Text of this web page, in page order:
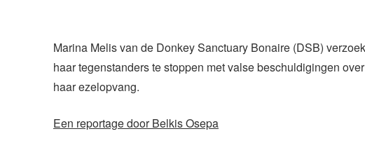
Marina Melis van de Donkey Sanctuary Bonaire (DSB)
haar tegenstanders te stoppen met valse beschuldigingen over
haar ezelopvang.
Een reportage door Belkis Osepa